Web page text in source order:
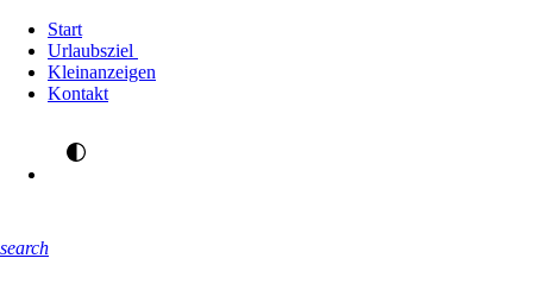
Start
Urlaubsziel
Kleinanzeigen
Kontakt
search